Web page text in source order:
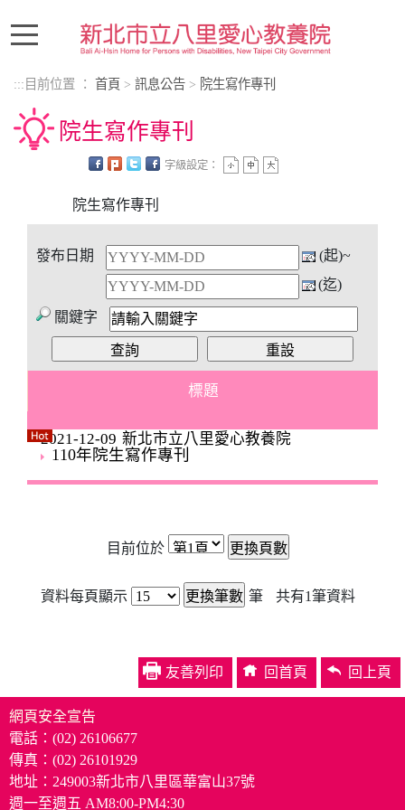
::: 目前位置 ： 首頁 > 訊息公告 > 院生寫作專刊
院生寫作專刊
字級設定：
院生寫作專刊
發布日期
(起)~
(迄)
關鍵字
標題
110年院生寫作專刊
新北市立八里愛心教養院
2021-12-09
目前位於
資料每頁顯示 筆 共有1筆資料
友善列印 回首頁 回上頁
網頁安全宣告
電話：(02) 26106677
傳真：(02) 26101929
地址：249003新北市八里區華富山37號
週一至週五 AM8:00-PM4:30